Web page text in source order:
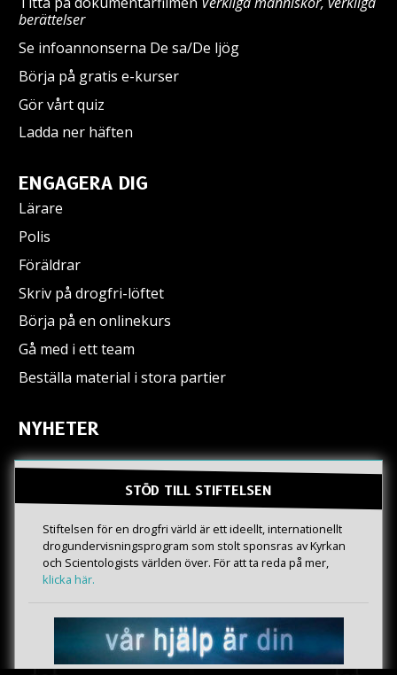
berättelser
Se infoannonserna De sa/De ljög
Börja på gratis e-kurser
Gör vårt quiz
Ladda ner häften
ENGAGERA DIG
Lärare
Polis
Föräldrar
Skriv på drogfri-löftet
Börja på en onlinekurs
Gå med i ett team
Beställa material i stora partier
NYHETER
STÖD TILL STIFTELSEN
Stiftelsen för en drogfri värld är ett ideellt, internationellt
drogundervisningsprogram som stolt sponsras av Kyrkan
och Scientologists världen över. För att ta reda på mer,
klicka här.